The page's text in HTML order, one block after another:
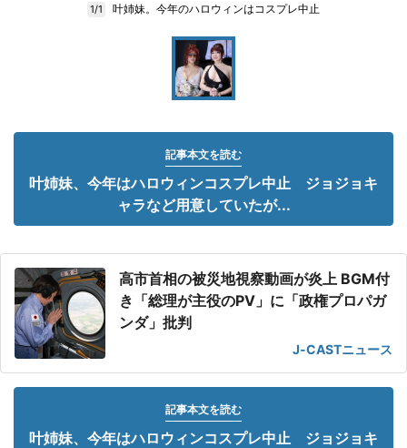
1/1 叶姉妹。今年のハロウィンはコスプレ中止
記事本文を読む
叶姉妹、今年はハロウィンコスプレ中止 ジョジョキ
ャラなど用意していたが...
高市首相の被災地視察動画が炎上 BGM付
き「総理が主役のPV」に「政権プロパガ
ンダ」批判
J-CASTニュース
記事本文を読む
叶姉妹、今年はハロウィンコスプレ中止 ジョジョキ